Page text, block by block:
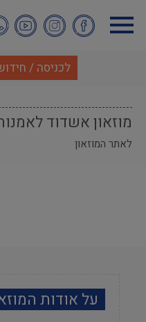
לתוכן
העיקרי
לכניסה /
מוזאון אשדוד
לאתר המוזאון
על אודות